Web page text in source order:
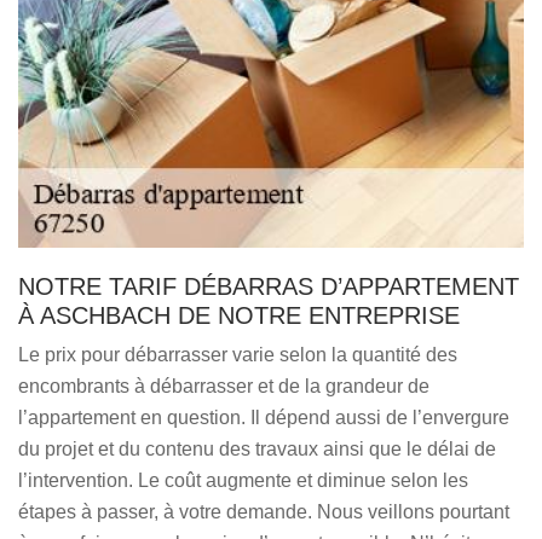
NOTRE TARIF DÉBARRAS D’APPARTEMENT
À ASCHBACH DE NOTRE ENTREPRISE
Le prix pour débarrasser varie selon la quantité des
encombrants à débarrasser et de la grandeur de
l’appartement en question. Il dépend aussi de l’envergure
du projet et du contenu des travaux ainsi que le délai de
l’intervention. Le coût augmente et diminue selon les
étapes à passer, à votre demande. Nous veillons pourtant